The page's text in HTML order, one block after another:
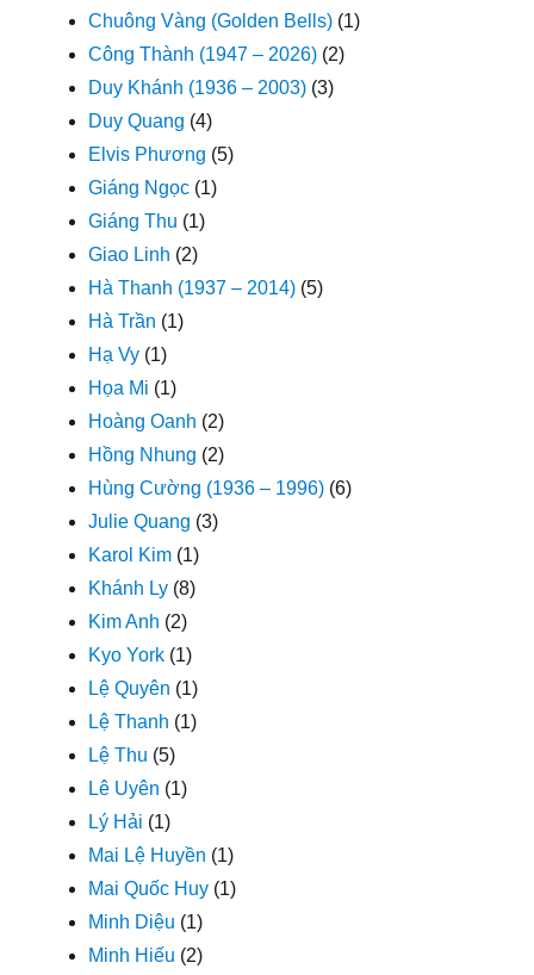
Chuông Vàng (Golden Bells) (1)
Công Thành (1947 – 2026) (2)
Duy Khánh (1936 – 2003) (3)
Duy Quang (4)
Elvis Phương (5)
Giáng Ngọc (1)
Giáng Thu (1)
Giao Linh (2)
Hà Thanh (1937 – 2014) (5)
Hà Trần (1)
Hạ Vy (1)
Họa Mi (1)
Hoàng Oanh (2)
Hồng Nhung (2)
Hùng Cường (1936 – 1996) (6)
Julie Quang (3)
Karol Kim (1)
Khánh Ly (8)
Kim Anh (2)
Kyo York (1)
Lệ Quyên (1)
Lệ Thanh (1)
Lệ Thu (5)
Lê Uyên (1)
Lý Hải (1)
Mai Lệ Huyền (1)
Mai Quốc Huy (1)
Minh Diệu (1)
Minh Hiếu (2)